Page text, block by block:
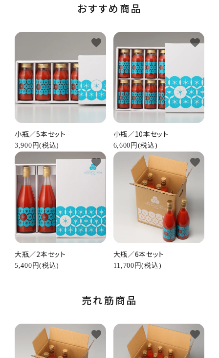
おすすめ商品
小瓶／5本セット
3,900円(税込)
favorite
小瓶／10本セット
6,600円(税込)
favorite
大瓶／2本セット
5,400円(税込)
favorite
大瓶／6本セット
11,700円(税込)
favorite
売れ筋商品
favorite favorite